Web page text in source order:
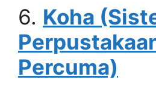
6. Koha
Percuma)